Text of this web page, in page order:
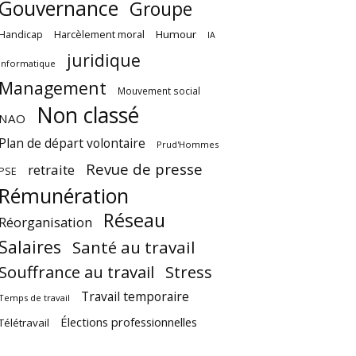
Gouvernance Groupe
Harcèlement moral Humour IA
Informatique
juridique
Management
Mouvement social
NAO Non classé
Plan de départ volontaire Prud'Hommes
retraite Revue de presse
Rémunération
Réorganisation Réseau
Salaires Santé au travail
Souffrance au travail Stress
de travail Travail temporaire
Élections professionnelles